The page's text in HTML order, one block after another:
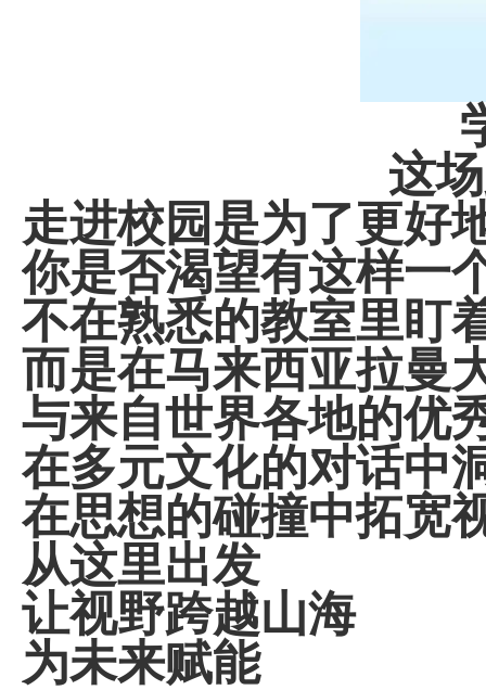
这
走进校园是为了更好
你是否渴望有这样一
不在熟悉的教室里盯
而是在马来西亚拉曼
与来自世界各地的优
在多元文化的对话中
在思想的碰撞中拓宽
从这里出发
让视野跨越山海
为未来赋能